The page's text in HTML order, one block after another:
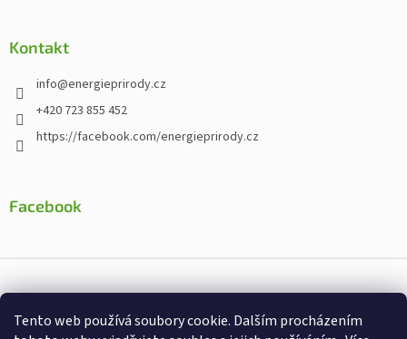
Tento web používá soubory cookie. Dalším procházením
Kontakt
info@energieprirody.cz
+420 723 855 452
https://facebook.com/energieprirody.cz
Facebook
Nakodoval:Štefan Mazáň